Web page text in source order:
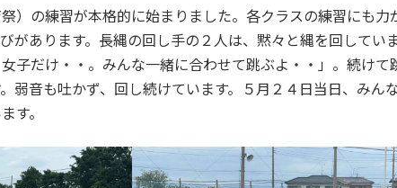
）の練習が本格的に始まりました。各クラスの練習にも力
があります。長縄の回し手の２人は、黙々と縄を回してい
子だけ・・。みんな一緒に合わせて跳ぶよ・・」。続けて
弱音も吐かず、回し続けています。５月２４日当日、みん
す。